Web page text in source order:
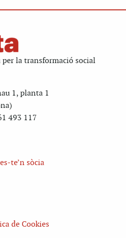
la transformació social
1, planta 1
493 117
te’n sòcia
de Cookies